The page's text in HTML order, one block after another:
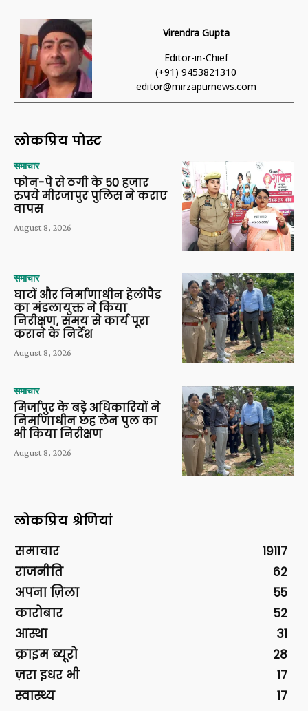
Virendra Gupta
Editor-in-Chief
(+91) 9453821310
editor@mirzapurnews.com
लोकप्रिय पोस्ट
समाचार
फोन-पे से ठगी के 50 हजार
रुपये मीरजापुर पुलिस ने कराए
वापस
August 8, 2026
समाचार
घाटों और निर्माणाधीन हेलीपैड
का मंडलायुक्त ने किया
निरीक्षण, समय से कार्य पूरा
कराने के निर्देश
August 8, 2026
समाचार
मिर्जापुर के बड़े अधिकारियों ने
निर्माणाधीन छह लेन पुल का
भी किया निरीक्षण
August 8, 2026
लोकप्रिय श्रेणियां
समाचार
19117
राजनीति
62
अपना ज़िला
55
कारोबार
52
आस्था
31
क्राइम ब्यूरो
28
ज़रा इधर भी
17
स्वास्थ्य
17